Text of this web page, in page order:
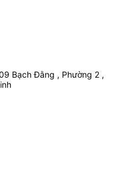
Bạch Đằng , Phường 2 ,